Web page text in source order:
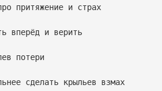
притяжение и страх
вперёд и верить
потери
сделать крыльев взмах